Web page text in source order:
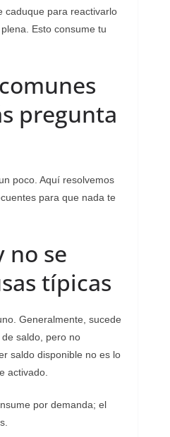
caduque para reactivarlo
Esto consume tu
pregunta
poco. Aquí resolvemos
para que nada te
no se
típicas
Generalmente, sucede
saldo, pero no
saldo disponible no es lo
activado.
por demanda; el